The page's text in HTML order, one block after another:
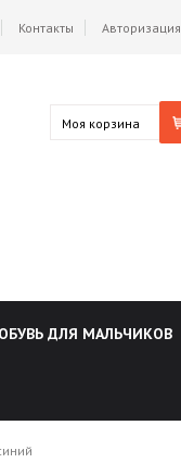
Авторизация
Контакты
Моя корзина
ОБУВЬ ДЛЯ МАЛЬЧИКОВ